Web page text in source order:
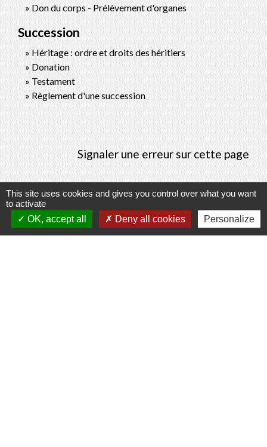
Don du corps - Prélèvement d'organes
Succession
Héritage : ordre et droits des héritiers
Donation
Testament
Règlement d'une succession
Signaler une erreur sur cette page
Contacts
This site uses cookies and gives you control over what you want
to activate
OK, accept all
Deny all cookies Personalize